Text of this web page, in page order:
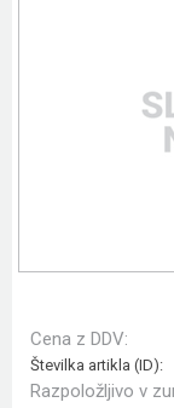
Cena z DDV:
Številka artikla (ID):
Razpoložljivo v